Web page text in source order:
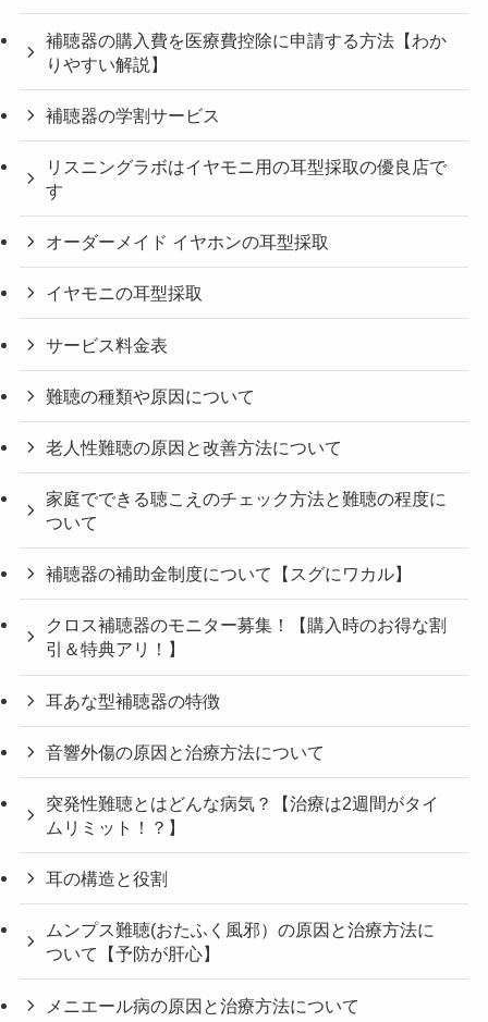
補聴器の購入費を医療費控除に申請する方法【わか
りやすい解説】
補聴器の学割サービス
リスニングラボはイヤモニ用の耳型採取の優良店で
す
オーダーメイド イヤホンの耳型採取
イヤモニの耳型採取
サービス料金表
難聴の種類や原因について
老人性難聴の原因と改善方法について
家庭でできる聴こえのチェック方法と難聴の程度に
ついて
補聴器の補助金制度について【スグにワカル】
クロス補聴器のモニター募集！【購入時のお得な割
引＆特典アリ！】
耳あな型補聴器の特徴
音響外傷の原因と治療方法について
突発性難聴とはどんな病気？【治療は2週間がタイ
ムリミット！？】
耳の構造と役割
ムンプス難聴(おたふく風邪）の原因と治療方法に
ついて【予防が肝心】
メニエール病の原因と治療方法について